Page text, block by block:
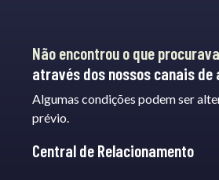
Não encontrou o que
através dos nossos canais de
Algumas condições podem ser
prévio.
Central de Relacionamento